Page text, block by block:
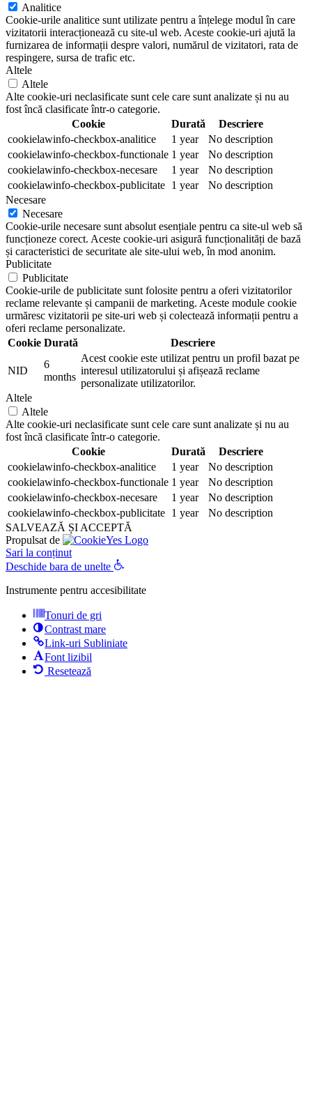
Analitice
Cookie-urile analitice sunt utilizate pentru a înțelege modul în care
vizitatorii interacționează cu site-ul web. Aceste cookie-uri ajută la
furnizarea de informații despre valori, numărul de vizitatori, rata de
respingere, sursa de trafic etc.
Altele
Altele
Alte cookie-uri neclasificate sunt cele care sunt analizate și nu au
fost încă clasificate într-o categorie.
Cookie
Durată
Descriere
cookielawinfo-checkbox-analitice
1 year
No description
cookielawinfo-checkbox-functionale 1 year
No description
cookielawinfo-checkbox-necesare
1 year
No description
cookielawinfo-checkbox-publicitate 1 year
No description
Necesare
Necesare
Cookie-urile necesare sunt absolut esențiale pentru ca site-ul web să
funcționeze corect. Aceste cookie-uri asigură funcționalități de bază
și caracteristici de securitate ale site-ului web, în mod anonim.
Publicitate
Publicitate
Cookie-urile de publicitate sunt folosite pentru a oferi vizitatorilor
reclame relevante și campanii de marketing. Aceste module cookie
urmăresc vizitatorii pe site-uri web și colectează informații pentru a
oferi reclame personalizate.
Cookie Durată Descriere
NID
6
months
Acest cookie este utilizat pentru un profil bazat pe
interesul utilizatorului și afișează reclame
personalizate utilizatorilor.
Altele
Altele
Alte cookie-uri neclasificate sunt cele care sunt analizate și nu au
fost încă clasificate într-o categorie.
Cookie
Durată
Descriere
cookielawinfo-checkbox-analitice
1 year
No description
cookielawinfo-checkbox-functionale 1 year
No description
cookielawinfo-checkbox-necesare
1 year
No description
cookielawinfo-checkbox-publicitate 1 year
No description
SALVEAZĂ ȘI ACCEPTĂ
Propulsat de
Sari la conținut
Deschide bara de unelte
Instrumente pentru accesibilitate
Tonuri de gri
Contrast mare
Link-uri Subliniate
Font lizibil
Resetează